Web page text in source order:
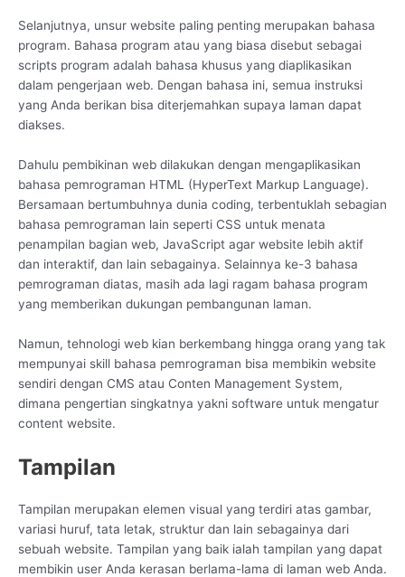
Selanjutnya, unsur website paling penting merupakan bahasa
program. Bahasa program atau yang biasa disebut sebagai
scripts program adalah bahasa khusus yang diaplikasikan
dalam pengerjaan web. Dengan bahasa ini, semua instruksi
yang Anda berikan bisa diterjemahkan supaya laman dapat
diakses.
Dahulu pembikinan web dilakukan dengan mengaplikasikan
bahasa pemrograman HTML (HyperText Markup Language).
Bersamaan bertumbuhnya dunia coding, terbentuklah sebagian
bahasa pemrograman lain seperti CSS untuk menata
penampilan bagian web, JavaScript agar website lebih aktif
dan interaktif, dan lain sebagainya. Selainnya ke-3 bahasa
pemrograman diatas, masih ada lagi ragam bahasa program
yang memberikan dukungan pembangunan laman.
Namun, tehnologi web kian berkembang hingga orang yang tak
mempunyai skill bahasa pemrograman bisa membikin website
sendiri dengan CMS atau Conten Management System,
dimana pengertian singkatnya yakni software untuk mengatur
content website.
Tampilan
Tampilan merupakan elemen visual yang terdiri atas gambar,
variasi huruf, tata letak, struktur dan lain sebagainya dari
sebuah website. Tampilan yang baik ialah tampilan yang dapat
membikin user Anda kerasan berlama-lama di laman web Anda.